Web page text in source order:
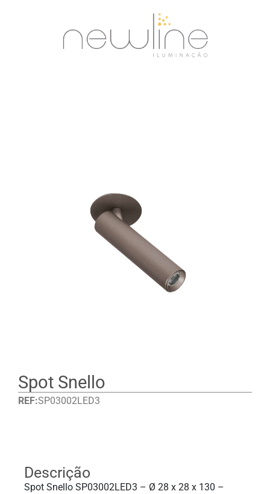
Spot Snello
REF:SP03002LED3
Descrição
Spot Snello SP03002LED3 – Ø 28 x 28 x 130 –